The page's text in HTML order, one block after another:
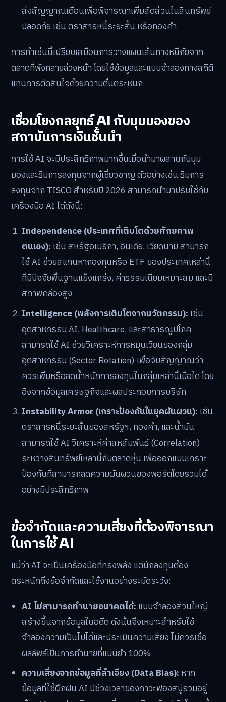
ส่งสัญญาณเตือนเพื่อพิจารณาเพิ่มสัดส่วนในสินทรัพย์
ปลอดภัย เช่น ตราสารหนี้ระยะสั้น หรือทองคำ
การทำเช่นนี้เปรียบเสมือนการวางแผนเส้นทางหนีภัยจาก
ตลาดที่พังทลายล่วงหน้า โดยใช้ข้อมูลและแบบจำลองทางสถิติ
แทนการตัดสินใจด้วยความตื่นตระหนก
เชื่อมโยงกลยุทธ์ AI กับมุมมองของ
สถาบันการเงินชั้นนำ
การใช้ AI จะมีประสิทธิภาพมากขึ้นเมื่อนำมาผสานกับมุม
มองและธีมการลงทุนจากผู้เชี่ยวชาญ ตัวอย่างเช่น ธีมการ
ลงทุนจาก TISCO สำหรับปี 2026 สามารถนำมาปรับใช้กับ
เครื่องมือ AI ได้ดังนี้:
Independence (ประเทศที่เติบโตด้วยศักยภาพ
ตนเอง): เช่น สหรัฐอเมริกา, อินเดีย, เวียดนาม สามารถ
ใช้ AI ช่วยสแกนหากองทุนหรือ ETF ของประเทศเหล่านี้
ที่มีปัจจัยพื้นฐานแข็งแกร่ง, ค่าธรรมเนียมเหมาะสม และมี
สภาพคล่องสูง
Intelligence (พลังการเติบโตจากนวัตกรรม): เช่น
อุตสาหกรรม AI, Healthcare, และสาธารณูปโภค
สามารถใช้ AI ช่วยวิเคราะห์การหมุนเวียนของกลุ่ม
อุตสาหกรรม (Sector Rotation) เพื่อจับสัญญาณว่า
ควรเพิ่มหรือลดน้ำหนักการลงทุนในกลุ่มเหล่านี้เมื่อใด โดย
อิงจากข้อมูลเศรษฐกิจและผลประกอบการบริษัท
Instability Armor (เกราะป้องกันในยุคผันผวน): เช่น
ตราสารหนี้ระยะสั้นของสหรัฐฯ, ทองคำ, และน้ำมัน
สามารถใช้ AI วิเคราะห์ค่าสหสัมพันธ์ (Correlation)
ระหว่างสินทรัพย์เหล่านี้กับตลาดหุ้น เพื่อออกแบบเกราะ
ป้องกันที่สามารถลดความผันผวนของพอร์ตโดยรวมได้
อย่างมีประสิทธิภาพ
ข้อจำกัดและความเสี่ยงที่ต้องพิจารณา
ในการใช้ AI
แม้ว่า AI จะเป็นเครื่องมือที่ทรงพลัง แต่นักลงทุนต้อง
ตระหนักถึงข้อจำกัดและใช้งานอย่างระมัดระวัง:
AI ไม่สามารถทำนายอนาคตได้: แบบจำลองส่วนใหญ่
สร้างขึ้นจากข้อมูลในอดีต ดังนั้นจึงเหมาะสำหรับใช้
จำลองความเป็นไปได้และประเมินความเสี่ยง ไม่ควรเชื่อ
ผลลัพธ์เป็นการทำนายที่แม่นยำ 100%
ความเสี่ยงจากข้อมูลที่ลำเอียง (Data Bias): หาก
ข้อมูลที่ใช้ฝึกฝน AI มีช่วงเวลาของภาวะฟองสบู่รวมอยู่